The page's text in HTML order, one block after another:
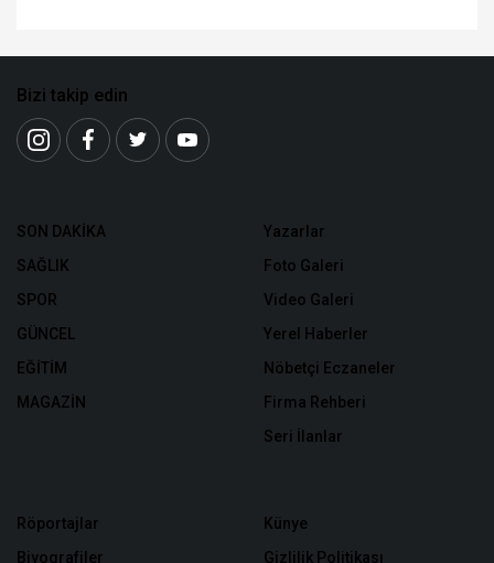
Bizi takip edin
SON DAKİKA
SAĞLIK
SPOR
GÜNCEL
EĞİTİM
MAGAZİN
Yazarlar
Foto Galeri
Video Galeri
Yerel Haberler
Nöbetçi Eczaneler
Firma Rehberi
Seri İlanlar
Röportajlar
Biyografiler
Künye
Gizlilik Politikası